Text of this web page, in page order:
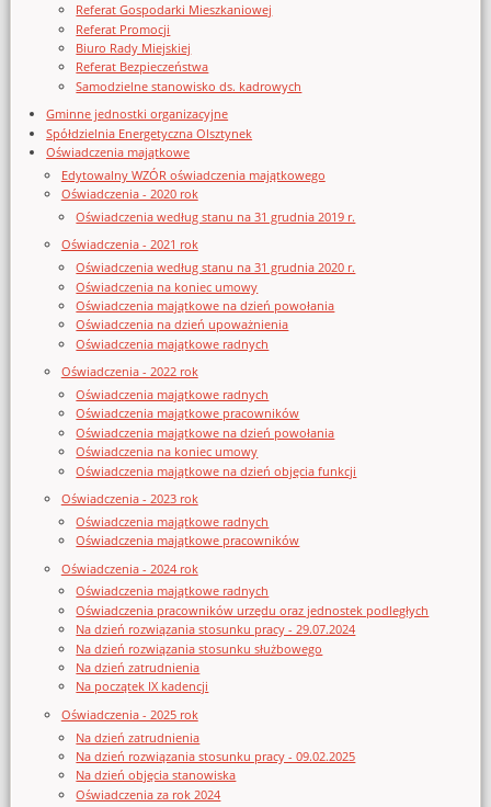
Referat Gospodarki Mieszkaniowej
Referat Promocji
Biuro Rady Miejskiej
Referat Bezpieczeństwa
Samodzielne stanowisko ds. kadrowych
Gminne jednostki organizacyjne
Spółdzielnia Energetyczna Olsztynek
Oświadczenia majątkowe
Edytowalny WZÓR oświadczenia majątkowego
Oświadczenia - 2020 rok
Oświadczenia według stanu na 31 grudnia 2019 r.
Oświadczenia - 2021 rok
Oświadczenia według stanu na 31 grudnia 2020 r.
Oświadczenia na koniec umowy
Oświadczenia majątkowe na dzień powołania
Oświadczenia na dzień upoważnienia
Oświadczenia majątkowe radnych
Oświadczenia - 2022 rok
Oświadczenia majątkowe radnych
Oświadczenia majątkowe pracowników
Oświadczenia majątkowe na dzień powołania
Oświadczenia na koniec umowy
Oświadczenia majątkowe na dzień objęcia funkcji
Oświadczenia - 2023 rok
Oświadczenia majątkowe radnych
Oświadczenia majątkowe pracowników
Oświadczenia - 2024 rok
Oświadczenia majątkowe radnych
Oświadczenia pracowników urzędu oraz jednostek podległych
Na dzień rozwiązania stosunku pracy - 29.07.2024
Na dzień rozwiązania stosunku służbowego
Na dzień zatrudnienia
Na początek IX kadencji
Oświadczenia - 2025 rok
Na dzień zatrudnienia
Na dzień rozwiązania stosunku pracy - 09.02.2025
Na dzień objęcia stanowiska
Oświadczenia za rok 2024